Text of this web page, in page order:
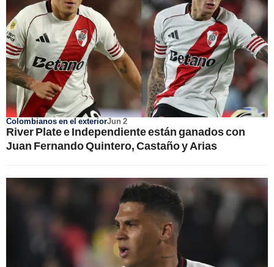
Colombianos en el exteriorJun 2
River Plate e Independiente están ganados con
Juan Fernando Quintero, Castaño y Arias